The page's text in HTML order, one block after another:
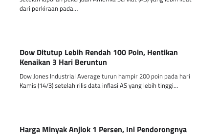
dari perkiraan pada…
Dow Ditutup Lebih Rendah 100 Poin, Hentikan
Kenaikan 3 Hari Beruntun
Dow Jones Industrial Average turun hampir 200 poin pada hari
Kamis (14/3) setelah rilis data inflasi AS yang lebih tinggi…
Harga Minyak Anjlok 1 Persen, Ini Pendorongnya